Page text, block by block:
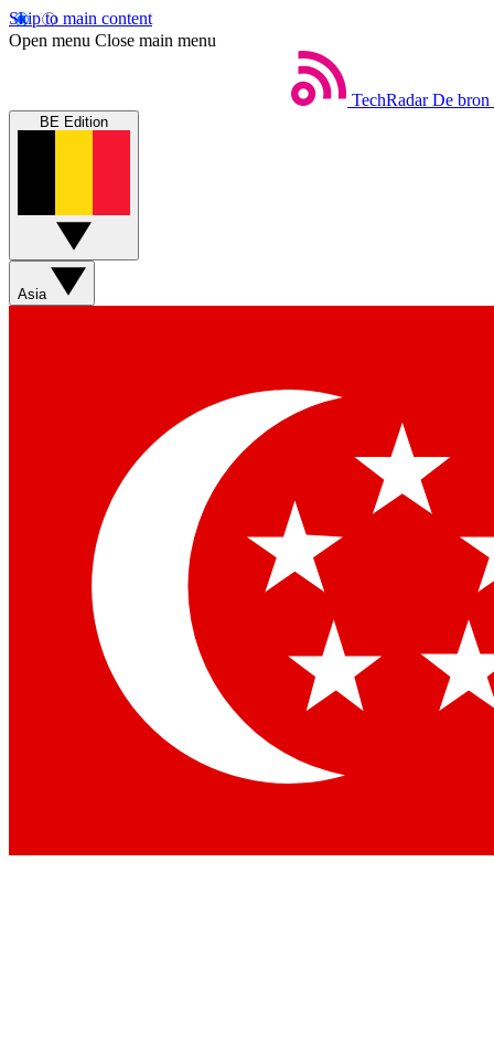
Skip to main content
Open menu Close main menu
TechRadar De bron
BE Edition
Asia